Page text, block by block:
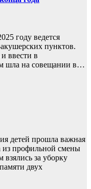
году ведется
пунктов.
ввести в
шла на совещании в…
детей прошла важная
из профильной смены
за уборку
двух